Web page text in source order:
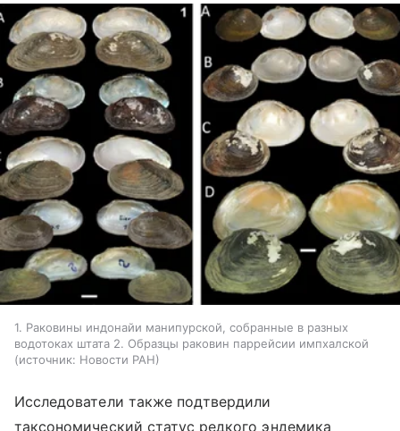
1. Раковины индонайи манипурской, собранные в разных
водотоках штата 2. Образцы раковин паррейсии импхалской
источник: Новости РАН
Исследователи также подтвердили
таксономический статус редкого эндемика